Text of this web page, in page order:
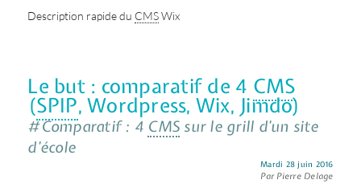
Description rapide du CMSWix
Le but : comparatif de 4 CMS
(SPIP, Wordpress, Wix, Jimdo)
#Comparatif : 4 CMS sur le grill d’un site
d’école
Mardi 28 juin 2016
Par Pierre Delage